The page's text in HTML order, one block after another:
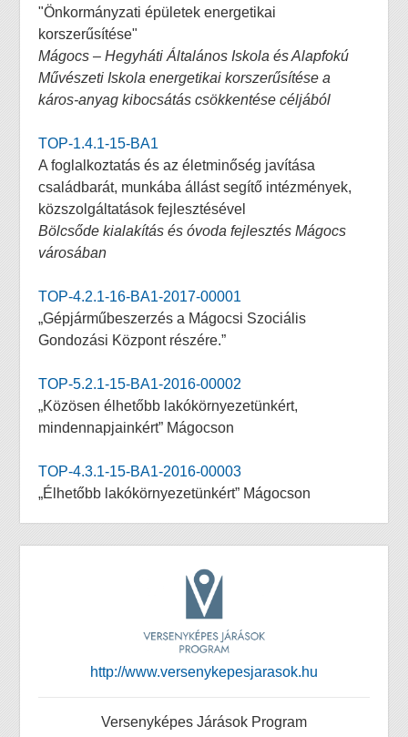
"Önkormányzati épületek energetikai
korszerűsítése"
Mágocs – Hegyháti Általános Iskola és Alapfokú
Művészeti Iskola energetikai korszerűsítése a
káros-anyag kibocsátás csökkentése céljából
TOP-1.4.1-15-BA1
A foglalkoztatás és az életminőség javítása
családbarát, munkába állást segítő intézmények,
közszolgáltatások fejlesztésével
Bölcsőde kialakítás és óvoda fejlesztés Mágocs
városában
TOP-4.2.1-16-BA1-2017-00001
„Gépjárműbeszerzés a Mágocsi Szociális
Gondozási Központ részére.”
TOP-5.2.1-15-BA1-2016-00002
„Közösen élhetőbb lakókörnyezetünkért,
mindennapjainkért” Mágocson
TOP-4.3.1-15-BA1-2016-00003
„Élhetőbb lakókörnyezetünkért” Mágocson
http://www.versenykepesjarasok.hu
Versenyképes Járások Program